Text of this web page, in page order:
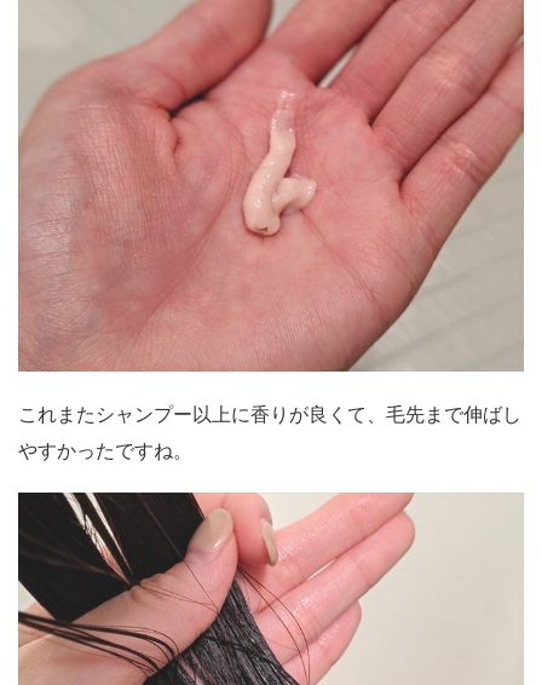
これまたシャンプー以上に香りが良くて、毛先まで伸ばし
やすかったですね。